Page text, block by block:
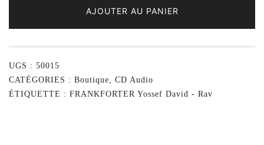
AJOUTER AU PANIER
UGS : 50015
CATÉGORIES : Boutique
CD Audio
ÉTIQUETTE : FRANKFORTER Yossef David - Rav